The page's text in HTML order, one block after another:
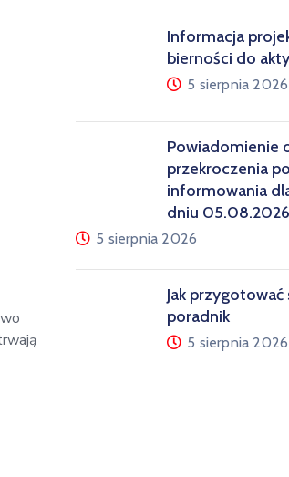
Informacja
bierności do
5 sierpnia 2026
Powiadomienie
przekroczenia
informowania
dniu
5 sierpnia 2026
Jak przygotować
poradnik
5 sierpnia 2026